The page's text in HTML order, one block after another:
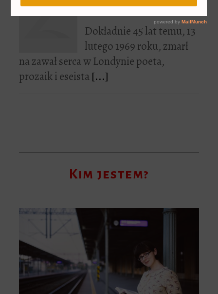
Dokładnie 45 lat temu, 13
lutego 1969 roku, zmarł
na zawał serca w Londynie poeta,
prozaik i eseista[...]
Kim jestem?